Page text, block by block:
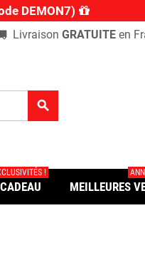
DEMON7)
LivraisonGRATUITE en
search
!
MEILLEURES